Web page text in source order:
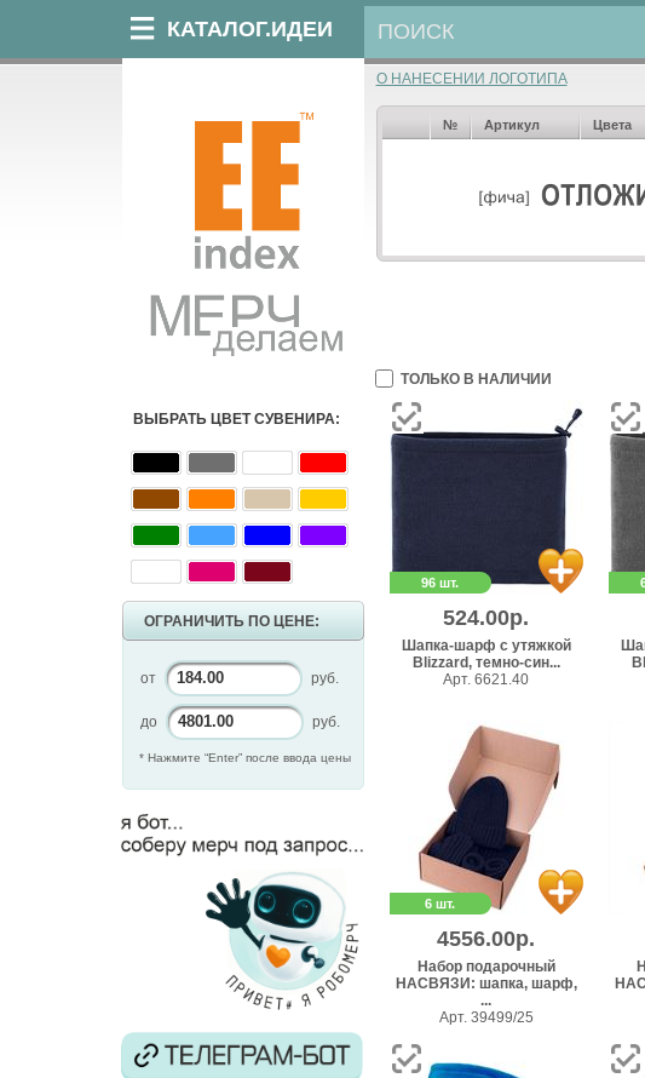
КАТАЛОГ.ИДЕИ
ВЫБРАТЬ ЦВЕТ СУВЕНИРА:
ОГРАНИЧИТЬ ПО ЦЕНЕ:
от руб.
до руб.
* Нажмите “Enter” после ввода цены
О НАНЕСЕНИИ ЛОГОТИПА
№ Артикул Цвета
ТОЛЬКО В НАЛИЧИИ
96 шт.
524.00р.
Шапка-шарф с утяжкой
Blizzard, темно-син...
Арт. 6621.40
6 шт.
4556.00р.
Набор подарочный
НАСВЯЗИ: шапка, шарф,
...
Арт. 39499/25